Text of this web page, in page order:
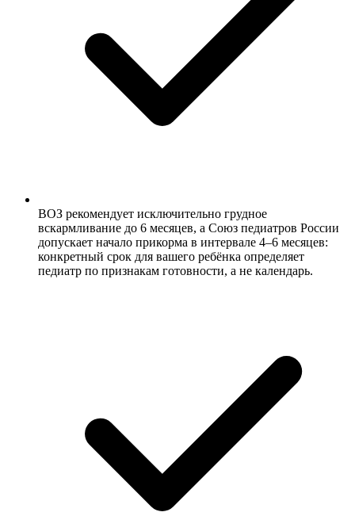
ВОЗ рекомендует исключительно грудное
вскармливание до 6 месяцев, а Союз педиатров России
допускает начало прикорма в интервале 4–6 месяцев:
конкретный срок для вашего ребёнка определяет
педиатр по признакам готовности, а не календарь.